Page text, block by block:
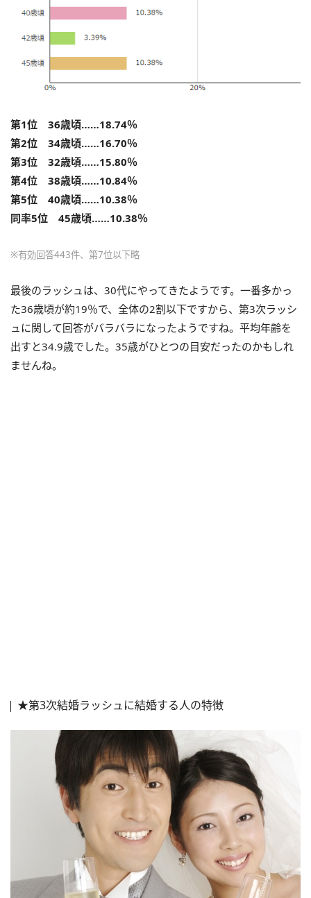
第1位 36歳頃……18.74％
第2位 34歳頃……16.70％
第3位 32歳頃……15.80％
第4位 38歳頃……10.84％
第5位 40歳頃……10.38％
同率5位 45歳頃……10.38％
※有効回答443件、第7位以下略
最後のラッシュは、30代にやってきたようです。一番多かっ
た36歳頃が約19％で、全体の2割以下ですから、第3次ラッシ
ュに関して回答がバラバラになったようですね。平均年齢を
出すと34.9歳でした。35歳がひとつの目安だったのかもしれ
ませんね。
★第3次結婚ラッシュに結婚する人の特徴